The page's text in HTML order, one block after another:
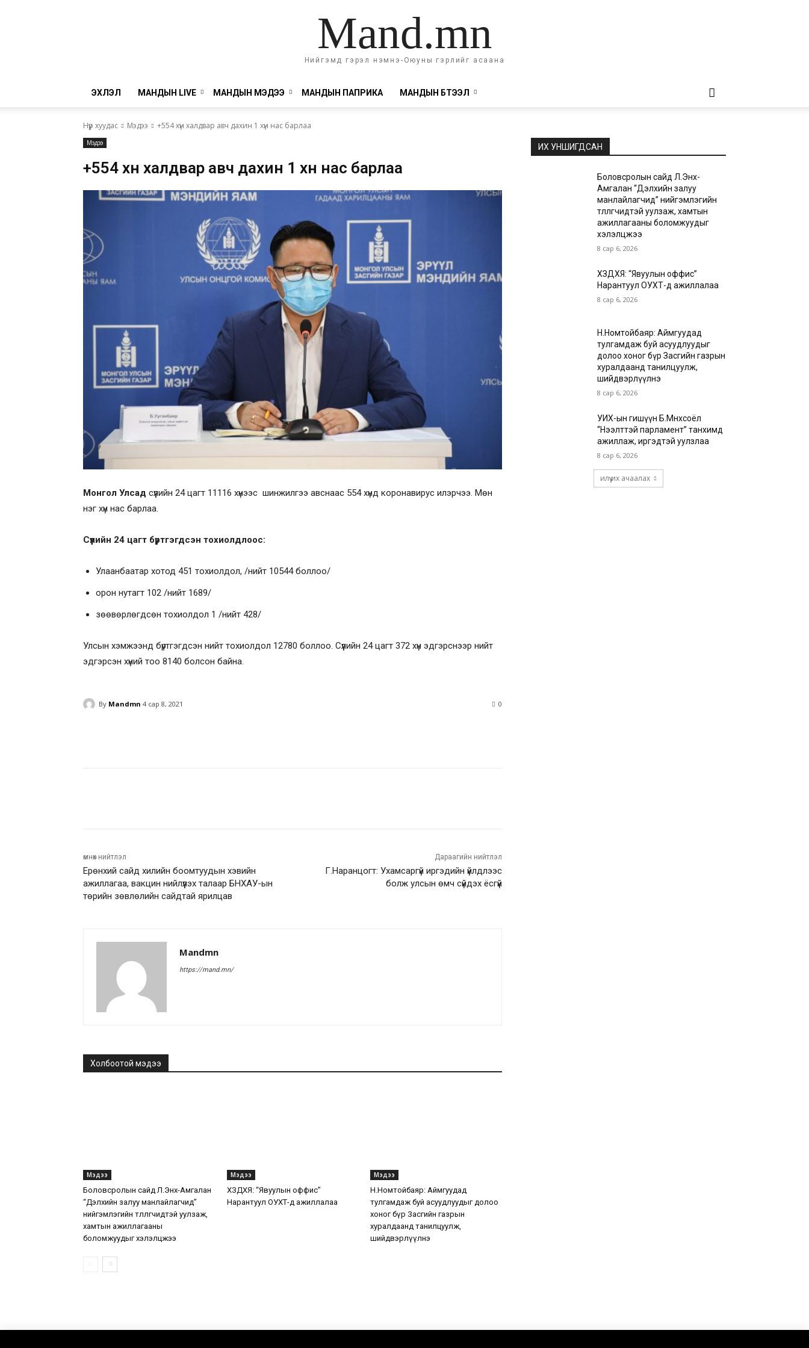
Mand.mn
Нийгэмд гэрэл нэмнэ-Оюуны гэрлийг асаана
ЭХЛЭЛ МАНДЫН LIVE МАНДЫН МЭДЭЭ МАНДЫН ПАПРИКА МАНДЫН БҮТЭЭЛ
Нүүр хуудас Мэдээ +554 хүн халдвар авч дахин 1 хүн нас барлаа
Мэдээ
+554 хүн халдвар авч дахин 1 хүн нас барлаа
Монгол Улсад сүүлийн 24 цагт 11116 хүнээс шинжилгээ авснаас 554 хүнд коронавирус илэрчээ. Мөн
нэг хүн нас барлаа.
Сүүлийн 24 цагт бүртгэгдсэн тохиолдлоос:
Улаанбаатар хотод 451 тохиолдол, /нийт 10544 боллоо/
орон нутагт 102 /нийт 1689/
зөөвөрлөгдсөн тохиолдол 1 /нийт 428/
Улсын хэмжээнд бүртгэгдсэн нийт тохиолдол 12780 боллоо. Сүүлийн 24 цагт 372 хүн эдгэрснээр нийт
эдгэрсэн хүний тоо 8140 болсон байна.
By Mandmn 4 сар 8, 2021 0
өмнөх нийтлэл
Ерөнхий сайд хилийн боомтуудын хэвийн
ажиллагаа, вакцин нийлүүлэх талаар БНХАУ-ын
төрийн зөвлөлийн сайдтай ярилцав
Дараагийн нийтлэл
Г.Наранцогт: Ухамсаргүй иргэдийн үйлдлээс
болж улсын өмч сүйдэх ёсгүй
Mandmn
https://mand.mn/
Холбоотой мэдээ
Мэдээ
Боловсролын сайд Л.Энх-Амгалан
“Дэлхийн залуу манлайлагчид”
нийгэмлэгийн төлөөлөгчидтэй уулзаж,
хамтын ажиллагааны
боломжуудыг хэлэлцжээ
Мэдээ
ХЗДХЯ: “Явуулын оффис”
Нарантуул ОУХТ-д ажиллалаа
Мэдээ
Н.Номтойбаяр: Аймгуудад
тулгамдаж буй асуудлуудыг долоо
хоног бүр Засгийн газрын
хуралдаанд танилцуулж,
шийдвэрлүүлнэ
ИХ УНШИГДСАН
Боловсролын сайд Л.Энх-
Амгалан “Дэлхийн залуу
манлайлагчид” нийгэмлэгийн
төлөөлөгчидтэй уулзаж, хамтын
ажиллагааны боломжуудыг
хэлэлцжээ
8 сар 6, 2026
ХЗДХЯ: “Явуулын оффис”
Нарантуул ОУХТ-д ажиллалаа
8 сар 6, 2026
Н.Номтойбаяр: Аймгуудад
тулгамдаж буй асуудлуудыг
долоо хоног бүр Засгийн газрын
хуралдаанд танилцуулж,
шийдвэрлүүлнэ
8 сар 6, 2026
УИХ-ын гишүүн Б.Мөнхсоёл
“Нээлттэй парламент” танхимд
ажиллаж, иргэдтэй уулзлаа
8 сар 6, 2026
илүү их ачаалах